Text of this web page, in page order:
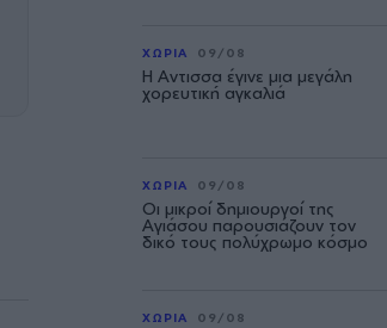
ΧΩΡΙΑ 09/08
Η Αντισσα έγινε μια μεγάλη
χορευτική αγκαλιά
ΧΩΡΙΑ 09/08
Οι μικροί δημιουργοί της
Αγιάσου παρουσιάζουν τον
δικό τους πολύχρωμο κόσμο
ΧΩΡΙΑ 09/08